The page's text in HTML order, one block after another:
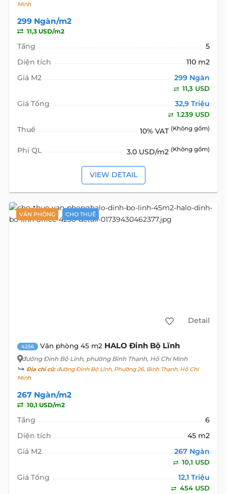
Minh
299 Ngàn/m2
11,3 USD/m2
Tầng
5
Diện tích
110 m2
Giá M2
299 Ngàn
11,3 USD
Giá Tổng 32,9 Triệu
1.239 USD
Thuế 10% VAT (Không gồm)
Phí QL 3.0 USD/m2 (Không gồm)
VIEW DETAIL
VĂN PHÒNG CHO THUÊ
Detail
4256 Văn phòng 45 m2 HALO Đinh Bộ Lĩnh
đường Đinh Bộ Lĩnh, phường Bình Thạnh, Hồ Chí Minh
Địa chỉ cũ:đường Đinh Bộ Lĩnh, Phường 26, Bình Thạnh, Hồ Chí
Minh
267 Ngàn/m2
10,1 USD/m2
Tầng
6
Diện tích
45 m2
Giá M2
267 Ngàn
10,1 USD
Giá Tổng 12,1 Triệu
454 USD